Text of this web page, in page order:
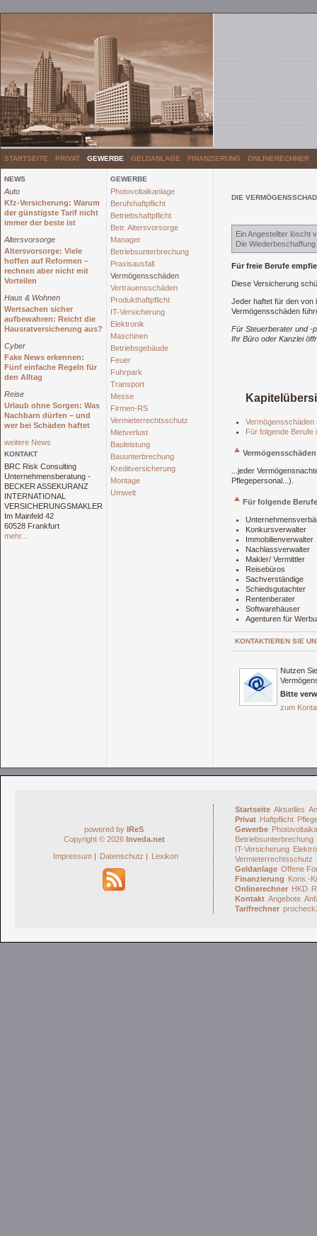
STARTSEITE PRIVAT GEWERBE GELDANLAGE FINANZIERUNG ONLINERECHNER
NEWS
Auto
Kfz-Versicherung: Warum
der günstigste Tarif nicht
immer der beste ist
Altersvorsorge
Altersvorsorge: Viele
hoffen auf Reformen –
rechnen aber nicht mit
Vorteilen
Haus & Wohnen
Wertsachen sicher
aufbewahren: Reicht die
Hausratversicherung aus?
Cyber
Fake News erkennen:
Fünf einfache Regeln für
den Alltag
Reise
Urlaub ohne Sorgen: Was
Nachbarn dürfen – und
wer bei Schäden haftet
weitere News
KONTAKT
BRC Risk Consulting
Unternehmensberatung -
BECKER ASSEKURANZ
INTERNATIONAL
VERSICHERUNGSMAKLER
Im Mainfeld 42
60528 Frankfurt
mehr...
GEWERBE
Photovoltaikanlage
Berufshaftpflicht
Betriebshaftpflicht
Betr. Altersvorsorge
Manager
Betriebsunterbrechung
Praxisausfall
Vermögensschäden
Vertrauensschäden
Produkthaftpflicht
IT-Versicherung
Elektronik
Maschinen
Betriebsgebäude
Feuer
Fuhrpark
Transport
Messe
Firmen-RS
Vermieterrechtsschutz
Mietverlust
Bauleistung
Bauunterbrechung
Kreditversicherung
Montage
Umwelt
DIE
Ein Angestellter löscht
Die
Für freie Berufe
Diese Versicherung
Jeder haftet für den von
Vermögensschäden
Für Steuerberater und -
Ihr Büro oder Kanzlei
Vermögensschäden
Für folgende Berufe
...jeder
Pflegepersonal...).
Für folgende
Konkursverwalter
Immobilienverwalter
Nachlassverwalter
Makler/ Vermittler
Reisebüros
Sachverständige
Schiedsgutachter
Rentenberater
Softwarehäuser
Agenturen für
KONTAKTIEREN SIE
Nutzen
Bitte
zum
powered by IReS
Copyright © 2026 Inveda.net
Impressum | Datenschutz | Lexikon
Startseite Aktuelles
Privat Haftpflicht
Gewerbe
Betriebsunterbrechung
IT-Versicherung
Vermieterrechtsschutz
Geldanlage Offene
Finanzierung Kons.-
Onlinerechner HKD
Kontakt Angebote
Tarifrechner